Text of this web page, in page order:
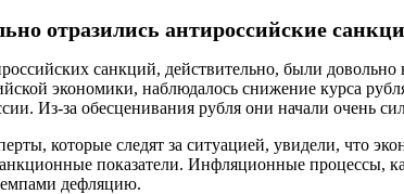
отразились антироссийские
санкций, действительно, были
экономики, наблюдалось снижение курса
Из-за обесценивания рубля они начали очень
которые следят за ситуацией, увидели, что
показатели. Инфляционные процессы,
дефляцию.